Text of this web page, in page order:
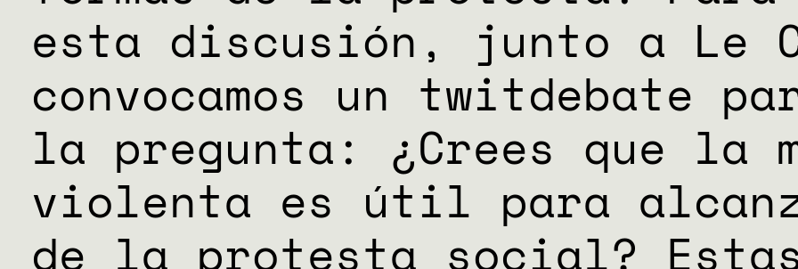
esta discusión, junto a Le
convocamos un twitdebate
la pregunta: ¿Crees que la
violenta es útil para
de la protesta social?